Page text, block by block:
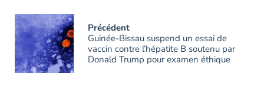
Précédent
Guinée-Bissau suspend un essai de
vaccin contre l’hépatite B soutenu par
Donald Trump pour examen éthique